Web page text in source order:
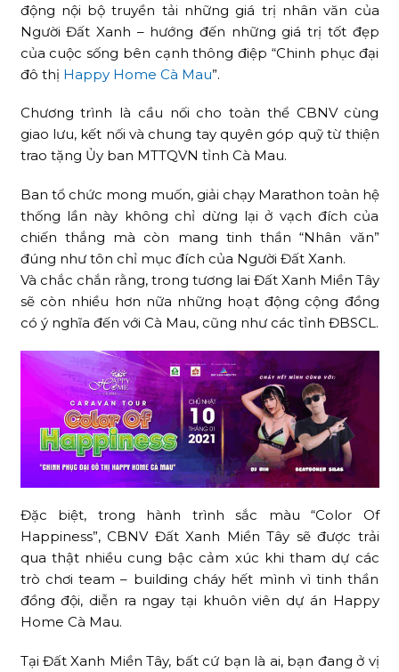
động nội bộ truyền tải những giá trị nhân văn của
Người Đất Xanh – hướng đến những giá trị tốt đẹp
của cuộc sống bên cạnh thông điệp “Chinh phục đại
đô thị Happy Home Cà Mau”.
Chương trình là cầu nối cho toàn thể CBNV cùng
giao lưu, kết nối và chung tay quyên góp quỹ từ thiện
trao tặng Ủy ban MTTQVN tỉnh Cà Mau.
Ban tổ chức mong muốn, giải chạy Marathon toàn hệ
thống lần này không chỉ dừng lại ở vạch đích của
chiến thắng mà còn mang tinh thần “Nhân văn”
đúng như tôn chỉ mục đích của Người Đất Xanh.
Và chắc chắn rằng, trong tương lai Đất Xanh Miền Tây
sẽ còn nhiều hơn nữa những hoạt động cộng đồng
có ý nghĩa đến với Cà Mau, cũng như các tỉnh ĐBSCL.
Đặc biệt, trong hành trình sắc màu “Color Of
Happiness”, CBNV Đất Xanh Miền Tây sẽ được trải
qua thật nhiều cung bậc cảm xúc khi tham dự các
trò chơi team – building cháy hết mình vì tinh thần
đồng đội, diễn ra ngay tại khuôn viên dự án Happy
Home Cà Mau.
Tại Đất Xanh Miền Tây, bất cứ bạn là ai, bạn đang ở vị